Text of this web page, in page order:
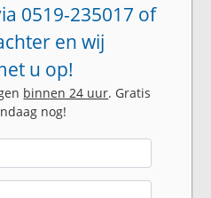
0519-235017 of
en wij
u op!
binnen 24 uur. Gratis
nog!